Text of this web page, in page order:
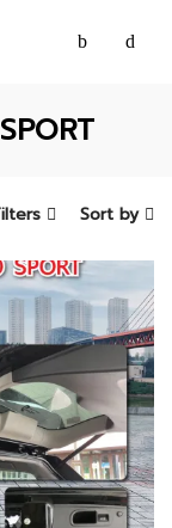
Sort by